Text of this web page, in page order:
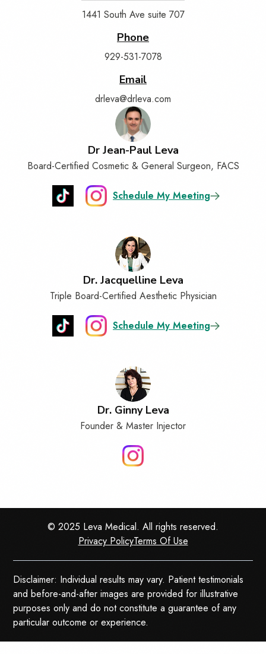
1441 South Ave suite 707
Phone
929-531-7078
Email
drleva@drleva.com
Dr Jean-Paul Leva
Board-Certified Cosmetic & General Surgeon, FACS
Schedule My Meeting
Dr. Jacquelline Leva
Triple Board-Certified Aesthetic Physician
Schedule My Meeting
Dr. Ginny Leva
Founder & Master Injector
© 2025 Leva Medical. All rights reserved.
Privacy PolicyTerms Of Use
Disclaimer: Individual results may vary. Patient testimonials
and before-and-after images are provided for illustrative
purposes only and do not constitute a guarantee of any
particular outcome or experience.